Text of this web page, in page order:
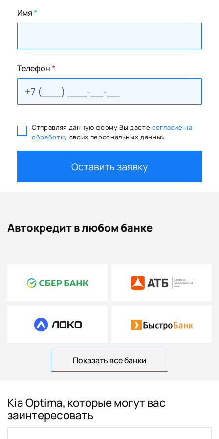
Имя*
Телефон*
Отправляя данную форму Вы даете согласие на
обработку своих персональных данных
Оставить заявку
Автокредит в любом банке
Показать все банки
Kia Optima, которые могут вас
заинтересовать